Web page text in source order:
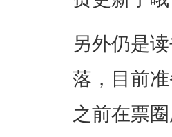
另外仍是
落，目前
之前在票